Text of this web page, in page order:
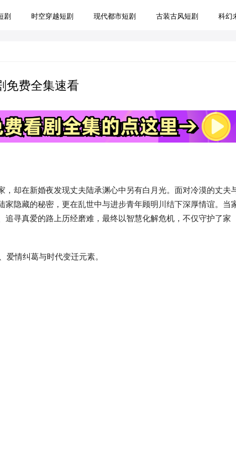
剧 时空穿越短剧 现代都市短剧 古装古风短剧 科幻
免费全集速看
，却在新婚夜发现丈夫陆承渊心中另有白月光。面对冷漠的丈夫
隐藏的秘密，更在乱世中与进步青年顾明川结下深厚情谊。当
寻真爱的路上历经磨难，最终以智慧化解危机，不仅守护了家
爱情纠葛与时代变迁元素。